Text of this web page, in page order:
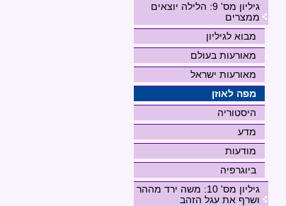
גיליון מס' 9: הלילה יוצאים
ממצרים
מבוא לגיליון
מאורעות בעולם
מאורעות ישראל
מפה לאוזן
היסטוריה
מדע
מודעות
ביוגרפיה
גיליון מס' 10: משה ירד מההר
ושרף את עגל הזהב